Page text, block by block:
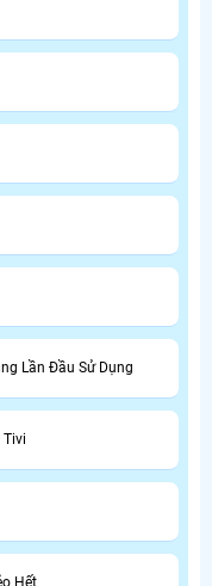
Lần Đầu Sử Dụng
Tivi